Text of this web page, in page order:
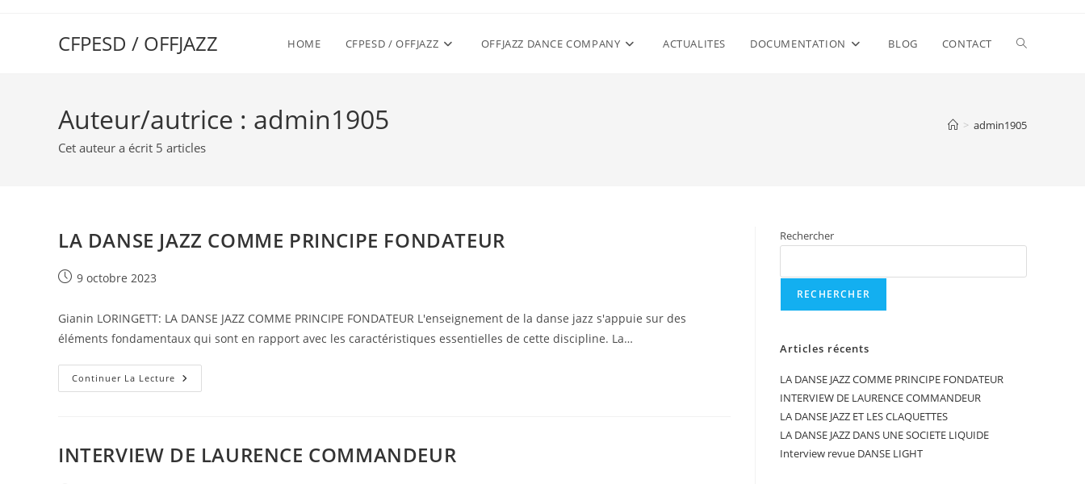
CFPESD / OFFJAZZ HOME CFPESD / OFFJAZZ OFFJAZZ DANCE COMPANY ACTUALITES DOCUMENTATION BLOG CONTACT
Auteur/autrice : admin1905
Cet auteur a écrit 5 articles
> admin1905
LA DANSE JAZZ COMME PRINCIPE FONDATEUR
9 octobre 2023
Gianin LORINGETT: LA DANSE JAZZ COMME PRINCIPE FONDATEUR L'enseignement de la danse jazz s'appuie sur des
éléments fondamentaux qui sont en rapport avec les caractéristiques essentielles de cette discipline. La…
Continuer La Lecture
INTERVIEW DE LAURENCE COMMANDEUR
Rechercher
RECHERCHER
Articles récents
LA DANSE JAZZ COMME PRINCIPE FONDATEUR
INTERVIEW DE LAURENCE COMMANDEUR
LA DANSE JAZZ ET LES CLAQUETTES
LA DANSE JAZZ DANS UNE SOCIETE LIQUIDE
Interview revue DANSE LIGHT